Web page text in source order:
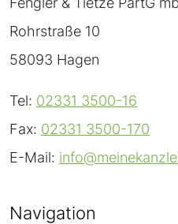
Rohrstraße 10
58093 Hagen
Tel: 02331 3500-16
Fax: 02331 3500-170
E-Mail:
Navigation